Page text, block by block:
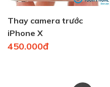
Thay camera trước
iPhone X
450.000đ